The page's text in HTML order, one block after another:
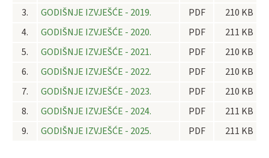
3.
GODIŠNJE IZVJEŠĆE - 2019. PDF
210 KB
4.
GODIŠNJE IZVJEŠĆE - 2020. PDF
211 KB
5.
GODIŠNJE IZVJEŠĆE - 2021. PDF
210 KB
6.
GODIŠNJE IZVJEŠĆE - 2022. PDF
210 KB
7.
GODIŠNJE IZVJEŠĆE - 2023. PDF
210 KB
8.
GODIŠNJE IZVJEŠĆE - 2024. PDF
211 KB
9.
GODIŠNJE IZVJEŠĆE - 2025. PDF 211 KB